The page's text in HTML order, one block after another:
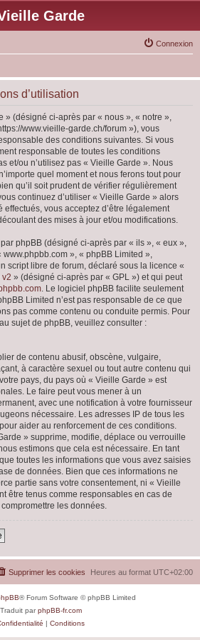
Garde
Connexion
d’utilisation
» (désigné ci-après par « nous », « notre »,
www.vieille-garde.ch/forum »), vous
des conditions suivantes. Si vous
responsable de toutes les conditions
et/ou n’utilisez pas « Vieille Garde ». Nous
quel moment et nous ferons tout pour
qu’il soit prudent de vérifier régulièrement
continuez d’utiliser « Vieille Garde » alors
vous acceptez d’être légalement
des mises à jour et/ou modifications.
phpBB (désigné ci-après par « ils », « eux »,
», « phpBB Limited »,
script libre de forum, déclaré sous la licence «
v2 » (désigné ci-après par « GPL ») et qui peut
. Le logiciel phpBB facilite seulement
Limited n’est pas responsable de ce que
pas comme contenu ou conduite permis. Pour
sujet de phpBB, veuillez consulter :
de contenu abusif, obscène, vulgaire,
à caractère sexuel ou tout autre contenu qui
pays, du pays où « Vieille Garde » est
Le faire peut vous mener à un
avec une notification à votre fournisseur
nécessaire. Les adresses IP de tous les
aider au renforcement de ces conditions.
» supprime, modifie, déplace ou verrouille
estimons que cela est nécessaire. En tant
toutes les informations que vous avez saisies
de données. Bien que ces informations ne
partie sans votre consentement, ni « Vieille
être tenus comme responsables en cas de
les données.
Heures au format UTC+02:00
Supprimer les cookies
® Forum Software © phpBB Limited
Traduit parphpBB-fr.com
| Conditions